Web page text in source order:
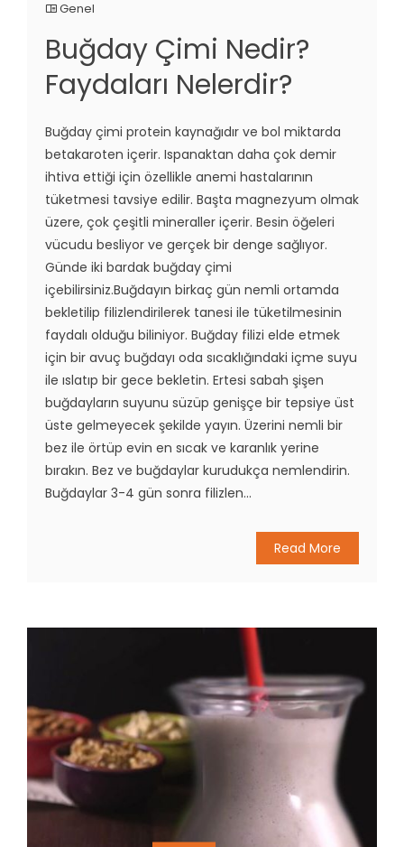
Genel
Buğday Çimi Nedir?
Faydaları Nelerdir?
Buğday çimi protein kaynağıdır ve bol miktarda
betakaroten içerir. Ispanaktan daha çok demir
ihtiva ettiği için özellikle anemi hastalarının
tüketmesi tavsiye edilir. Başta magnezyum olmak
üzere, çok çeşitli mineraller içerir. Besin öğeleri
vücudu besliyor ve gerçek bir denge sağlıyor.
Günde iki bardak buğday çimi
içebilirsiniz.Buğdayın birkaç gün nemli ortamda
bekletilip filizlendirilerek tanesi ile tüketilmesinin
faydalı olduğu biliniyor. Buğday filizi elde etmek
için bir avuç buğdayı oda sıcaklığındaki içme suyu
ile ıslatıp bir gece bekletin. Ertesi sabah şişen
buğdayların suyunu süzüp genişçe bir tepsiye üst
üste gelmeyecek şekilde yayın. Üzerini nemli bir
bez ile örtüp evin en sıcak ve karanlık yerine
bırakın. Bez ve buğdaylar kurudukça nemlendirin.
Buğdaylar 3-4 gün sonra filizlen...
Read More